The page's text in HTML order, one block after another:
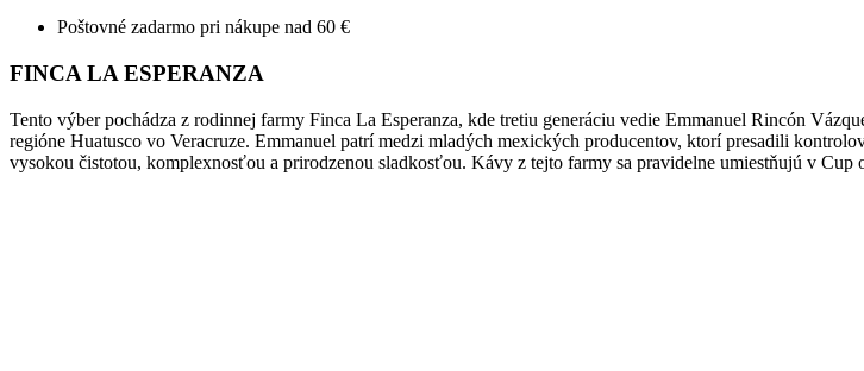
Poštovné zadarmo pri nákupe nad 60 €
FINCA LA ESPERANZA
Tento výber pochádza z rodinnej farmy Finca La Esperanza, kde tretiu generáciu vedie Emmanuel Rincón
regióne Huatusco vo Veracruze. Emmanuel patrí medzi mladých mexických producentov, ktorí presadili
vysokou čistotou, komplexnosťou a prirodzenou sladkosťou. Kávy z tejto farmy sa pravidelne umiestňujú v Cup